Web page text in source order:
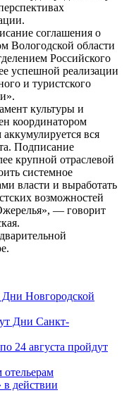
соглашения о
Вологодской области
Российского
успешной реализации
и туристского
культуры и
координатором
вся
Подписание
крупной отраслевой
системное
власти и выработать
возможностей
— говорит
Дни Новгородской
Дни Санкт-
24 августа пройдут
отельерам
действии